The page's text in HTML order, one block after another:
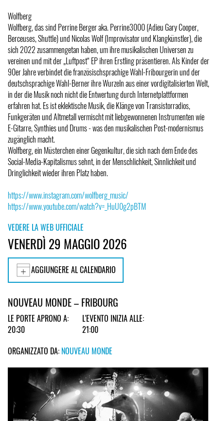
Wolfberg
Wolfberg, das sind Perrine Berger aka. Perrine3000 (Adieu Gary Cooper,
Berceuses, Shuttle) und Nicolas Wolf (Improvisator und Klangkünstler), die
sich 2022 zusammengetan haben, um ihre musikalischen Universen zu
vereinen und mit der „Luftpost“ EP ihren Erstling präsentieren. Als Kinder der
90er Jahre verbindet die französischsprachige Wahl-Fribourgerin und der
deutschsprachige Wahl-Berner ihre Wurzeln aus einer vordigitalisierten Welt,
in der die Musik noch nicht die Entwertung durch Internetplattformen
erfahren hat. Es ist eklektische Musik, die Klänge von Transistorradios,
Funkgeräten und Altmetall vermischt mit liebgewonnenen Instrumenten wie
E-Gitarre, Synthies und Drums - was den musikalischen Post-modernismus
zugänglich macht.
Wolfberg, ein Müsterchen einer Gegenkultur, die sich nach dem Ende des
Social-Media-Kapitalismus sehnt, in der Menschlichkeit, Sinnlichkeit und
Dringlichkeit wieder ihren Platz haben.
https://www.instagram.com/wolfberg_music/
https://www.youtube.com/watch?v=_HuU0g2pBTM
VEDERE LA WEB UFFICIALE
VENERDÌ 29 MAGGIO 2026
AGGIUNGERE AL CALENDARIO
NOUVEAU MONDE – FRIBOURG
LE PORTE APRONO A:
20:30
L'EVENTO INIZIA ALLE:
21:00
ORGANIZZATO DA: NOUVEAU MONDE